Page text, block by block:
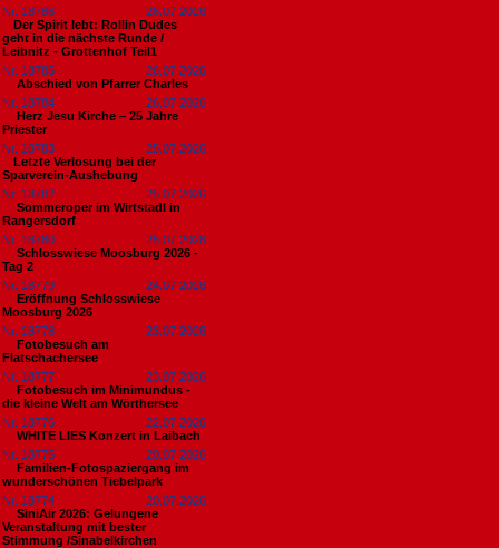
Nr. 18786
26.07.2026
​Der Spirit lebt: Rollin Dudes
geht in die nächste Runde /
Leibnitz - Grottenhof Teil1
Nr. 18785
26.07.2026
Abschied von Pfarrer Charles
Nr. 18784
26.07.2026
Herz Jesu Kirche – 25 Jahre
Priester
Nr. 18783
25.07.2026
​Letzte Verlosung bei der
Sparverein-Aushebung
Nr. 18782
25.07.2026
Sommeroper im Wirtstadl in
Rangersdorf
Nr. 18780
25.07.2026
Schlosswiese Moosburg 2026 -
Tag 2
Nr. 18779
24.07.2026
Eröffnung Schlosswiese
Moosburg 2026
Nr. 18778
23.07.2026
Fotobesuch am
Flatschachersee
Nr. 18777
23.07.2026
Fotobesuch im Minimundus -
die kleine Welt am Wörthersee
Nr. 18776
22.07.2026
WHITE LIES Konzert in Laibach
Nr. 18775
20.07.2026
Familien-Fotospaziergang im
wunderschönen Tiebelpark
Nr. 18774
20.07.2026
SiniAir 2026: Gelungene
Veranstaltung mit bester
Stimmung /Sinabelkirchen